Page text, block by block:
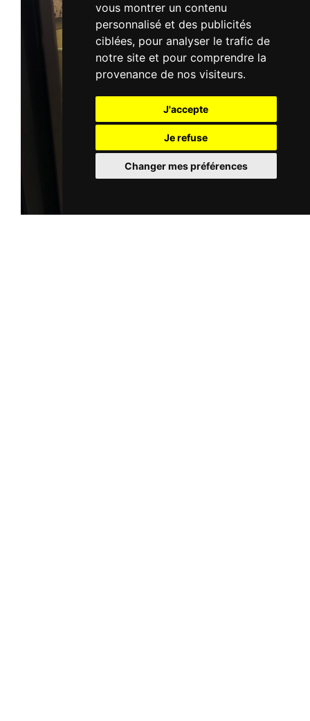
vous montrer un contenu
personnalisé et des publicités
ciblées, pour analyser le trafic de
notre site et pour comprendre la
provenance de nos visiteurs.
J'accepte
Je refuse
Changer mes préférences